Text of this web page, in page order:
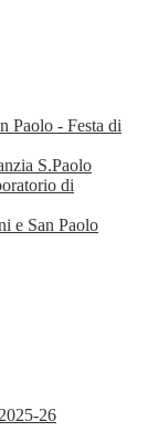
Paolo - Festa di
S.Paolo
di
e San Paolo
26